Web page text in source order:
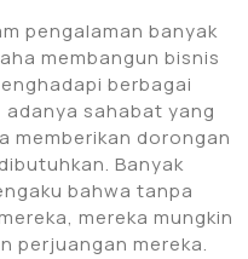
pengalaman banyak
membangun bisnis
berbagai
sahabat yang
memberikan dorongan
Banyak
bahwa tanpa
mereka mungkin
perjuangan mereka.